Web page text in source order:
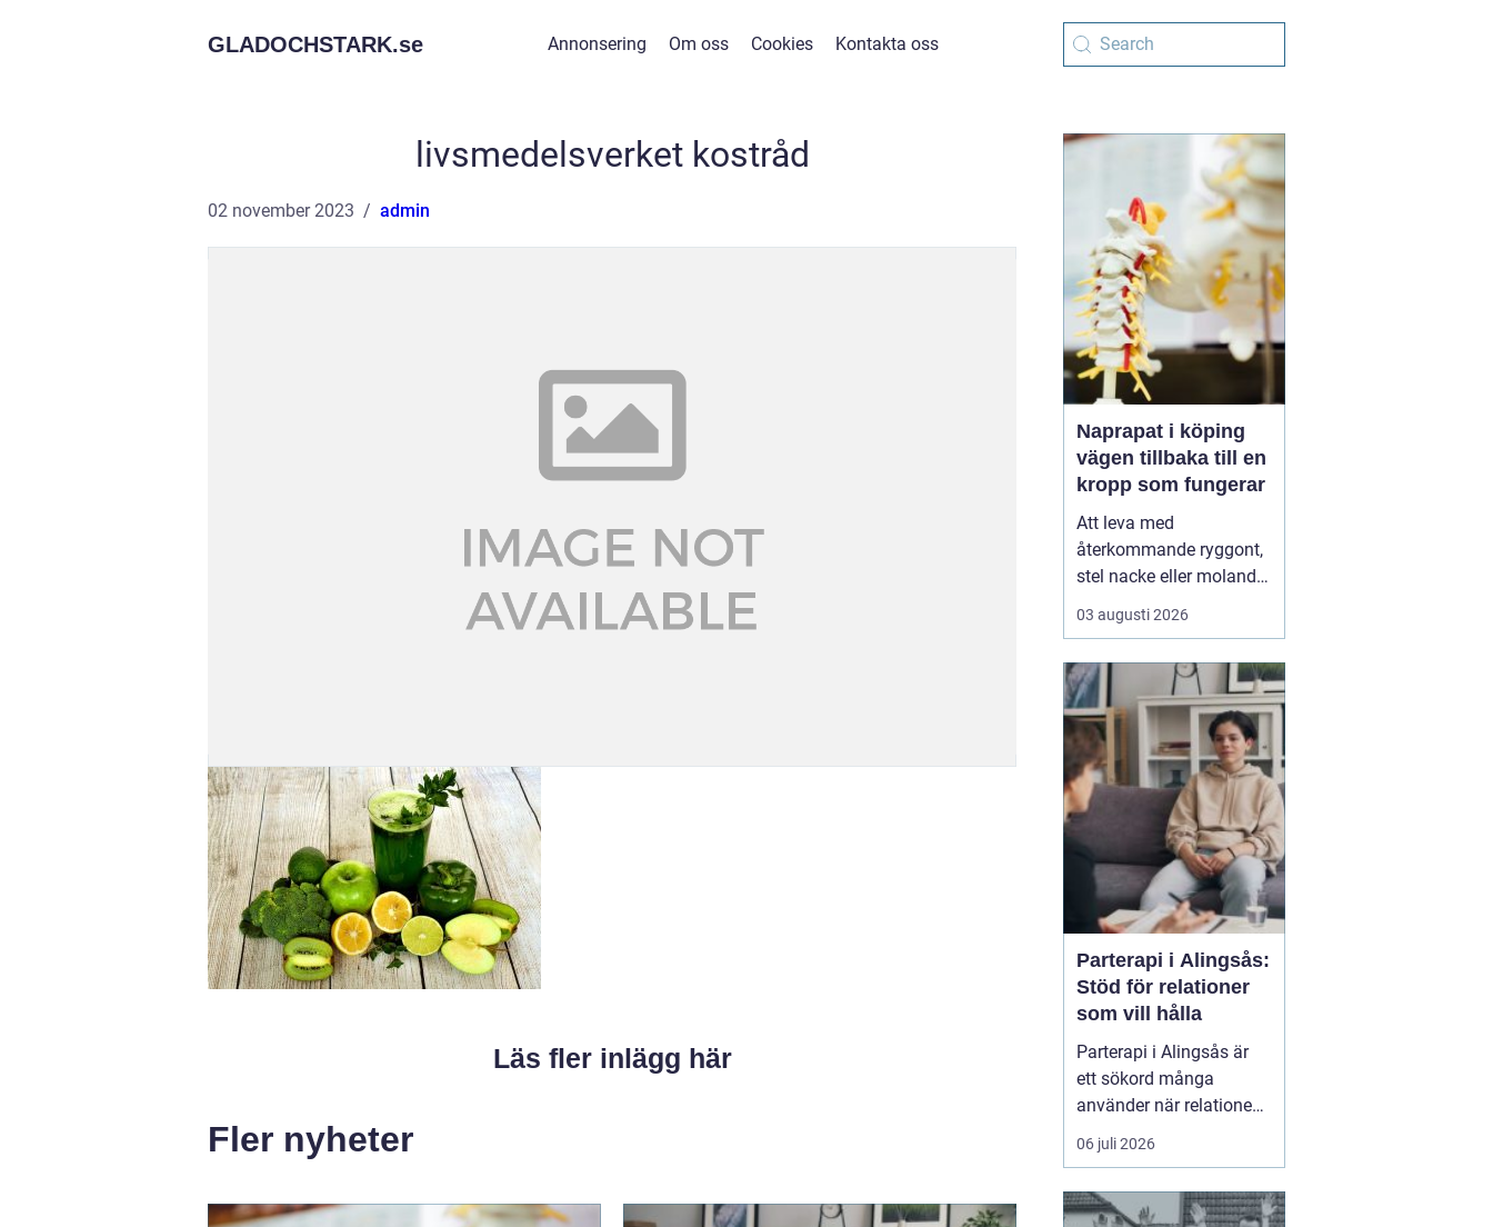
GLADOCHSTARK.se Annonsering Om oss Cookies Kontakta oss
livsmedelsverket kostråd
02 november 2023 admin
Läs fler inlägg här
Fler nyheter
Naprapat i köping
vägen tillbaka till en
kropp som fungerar
Att leva med
återkommande ryggont,
stel nacke eller molande
värk i axlar och höfter
sliter på både ork och
länge innan de söker
hjälp, fast problemen
ofta går att påverka. En
naprapat i Köping kan
hjälpa till att hitta
orsaken bak...
03 augusti 2026
Parterapi i Alingsås:
Stöd för relationer
som vill hålla
Parterapi i Alingsås är
ett sökord många
använder när relationen
börjar skava och
vardagen känns mer
samarbete. När
06 juli 2026